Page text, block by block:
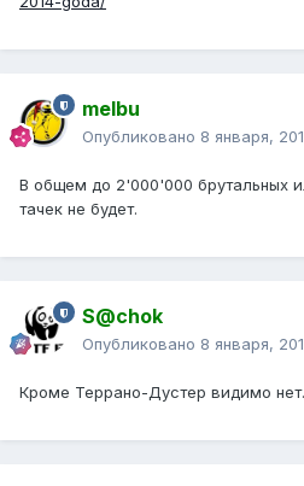
melbu
Опубликовано 8 января,
В общем до 2'000'000 брутальных
тачек не будет.
S@chok
Опубликовано 8 января,
Кроме Террано-Дустер видимо